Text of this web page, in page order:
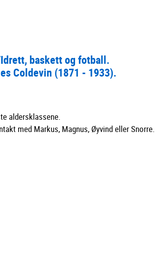
baskett og fotball.
Coldevin (1871 - 1933).
aldersklassene.
med Markus, Magnus, Øyvind eller Snorre.